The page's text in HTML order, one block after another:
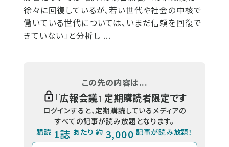
徐々に回復しているが、若い世代や社会の中核で
働いている世代については、いまだ信頼を回復で
きていない」と分析し ...
この先の内容は...
『広報会議』 定期購読者限定です
ログインすると、定期購読しているメディアの
すべての記事が読み放題となります。
購読 1誌 あたり 約 3,000 記事が読み放題！